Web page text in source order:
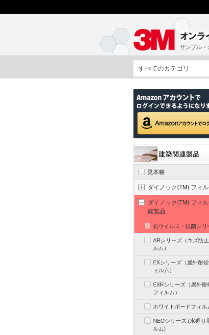
サンプル・
すべてのカテゴリ
見本帳
ダイノック(TM) フィ
ダイノック(TM) フィ
能製品
抗ウイルス・抗菌シリ
ARシリーズ（キズ防
ルム）
EXシリーズ（屋外耐
ィルム）
EXRシリーズ（屋外耐
フィルム）
ホワイトボードフィル
NEOシリーズ (水廻り
ルム)